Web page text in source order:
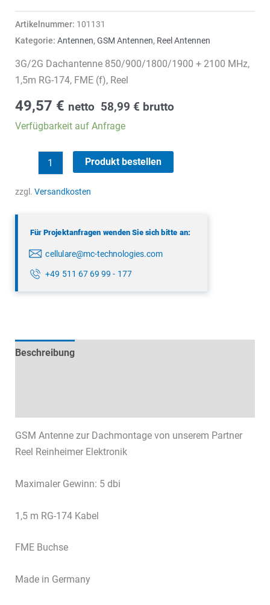
Artikelnummer: 101131
Kategorie: Antennen,GSM Antennen, Reel Antennen
3G/2G Dachantenne 850/900/1800/1900 + 2100 MHz,
1,5m RG-174, FME (f), Reel
49,57 € netto 58,99 € brutto
Verfügbarkeit auf Anfrage
Dachantenne
Menge
Produkt bestellen
zzgl. Versandkosten
Für Projektanfragen wenden Sie sich bitte an:
cellulare@mc-technologies.com
+49 511 67 69 99 - 177
Beschreibung
GSM Antenne zur Dachmontage von unserem Partner
Reel Reinheimer Elektronik
Maximaler Gewinn: 5 dbi
1,5 m RG-174 Kabel
FME Buchse
Made in Germany